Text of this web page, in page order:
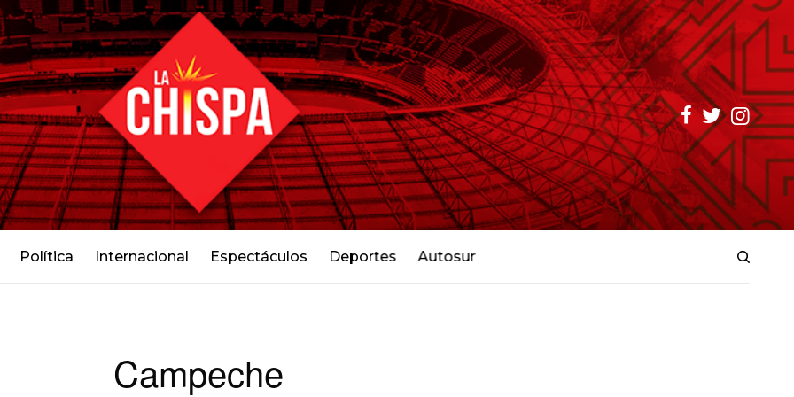
Política Internacional Espectáculos Deportes Autosur
Campeche